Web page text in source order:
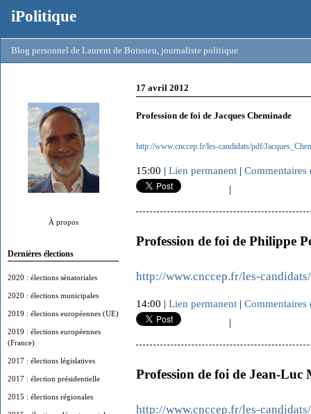
iPolitique
Blog personnel de Laurent de Boissieu, journaliste politique
À propos
Dernières élections
2020 : élections sénatoriales
2020 : élections municipales
2019 : élections européennes (UE)
2019 : élections européennes
(France)
2017 : élections législatives
2017 : élection présidentielle
2015 : élections régionales
17 avril 2012
Profession de foi de Jacques Cheminade
http://www.cnccep.fr/les-candidats/pdf/
15:00 | Lien permanent | Commentaires
|
Profession de foi de Philippe
http://www.cnccep.fr/les-
14:00 | Lien permanent | Commentaires
|
Profession de foi de Jean-Luc
http://www.cnccep.fr/les-